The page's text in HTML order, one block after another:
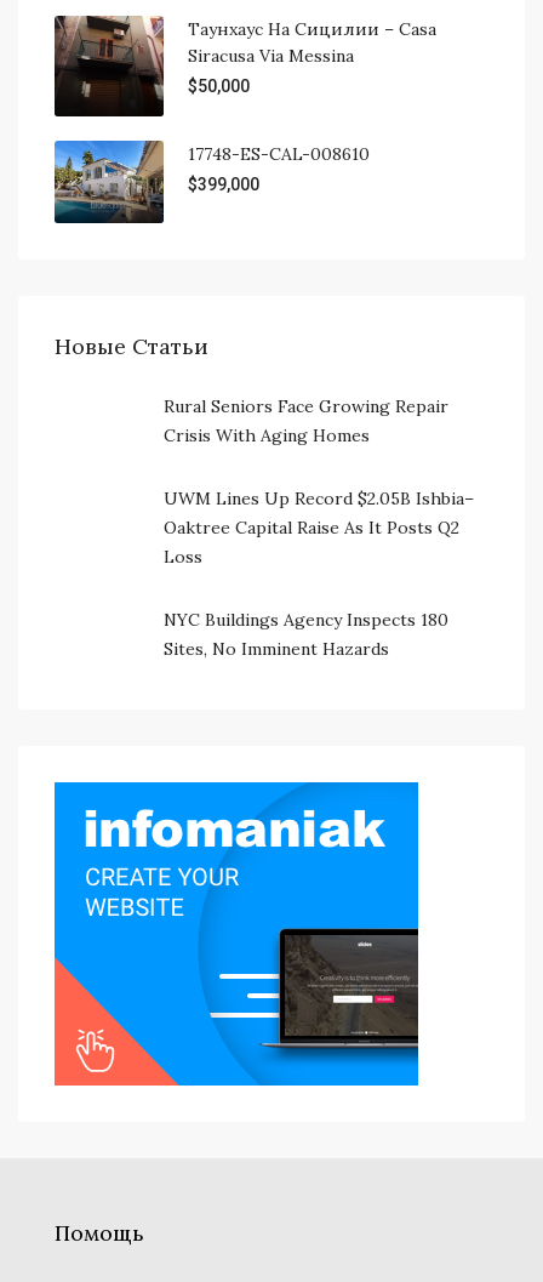
Таунхаус На Сицилии – Casa
Siracusa Via Messina
$50,000
17748-ES-CAL-008610
$399,000
Новые Статьи
Rural Seniors Face Growing Repair
Crisis With Aging Homes
UWM Lines Up Record $2.05B Ishbia–
Oaktree Capital Raise As It Posts Q2
Loss
NYC Buildings Agency Inspects 180
Sites, No Imminent Hazards
Помощь